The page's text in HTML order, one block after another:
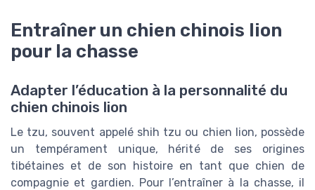
Entraîner un chien chinois lion
pour la chasse
Adapter l’éducation à la personnalité du
chien chinois lion
Le tzu, souvent appelé shih tzu ou chien lion, possède
un tempérament unique, hérité de ses origines
tibétaines et de son histoire en tant que chien de
compagnie et gardien. Pour l’entraîner à la chasse, il